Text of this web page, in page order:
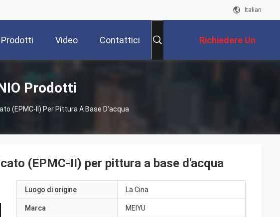
Italian
Prodotti Video Contattici Richiedere Un
Preventivo
Prodotti
(EPMC-II) Per Pittura A Base D'acqua
(EPMC-II) per pittura a base d'acqua
Luogo di origine La Cina
Marca MEIYU